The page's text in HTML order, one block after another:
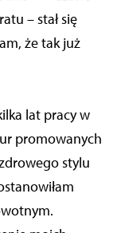
– stał się
że tak już
lat pracy w
promowanych
stylu